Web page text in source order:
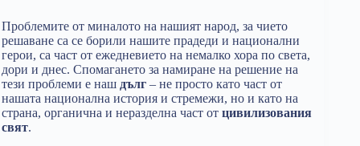
Проблемите от миналото на нашият народ, за чието
решаване са се борили нашите прадеди и национални
герои, са част от ежедневието на немалко хора по света,
дори и днес. Спомагането за намиране на решение на
тези проблеми е наш дълг – не просто като част от
нашата национална история и стремежи, но и като на
страна, органична и неразделна част от цивилизования
свят.